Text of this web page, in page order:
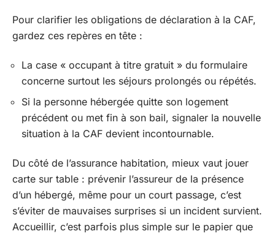
Pour clarifier les obligations de déclaration à la CAF,
gardez ces repères en tête :
La case « occupant à titre gratuit » du formulaire
concerne surtout les séjours prolongés ou répétés.
Si la personne hébergée quitte son logement
précédent ou met fin à son bail, signaler la nouvelle
situation à la CAF devient incontournable.
Du côté de l’assurance habitation, mieux vaut jouer
carte sur table : prévenir l’assureur de la présence
d’un hébergé, même pour un court passage, c’est
s’éviter de mauvaises surprises si un incident survient.
Accueillir, c’est parfois plus simple sur le papier que